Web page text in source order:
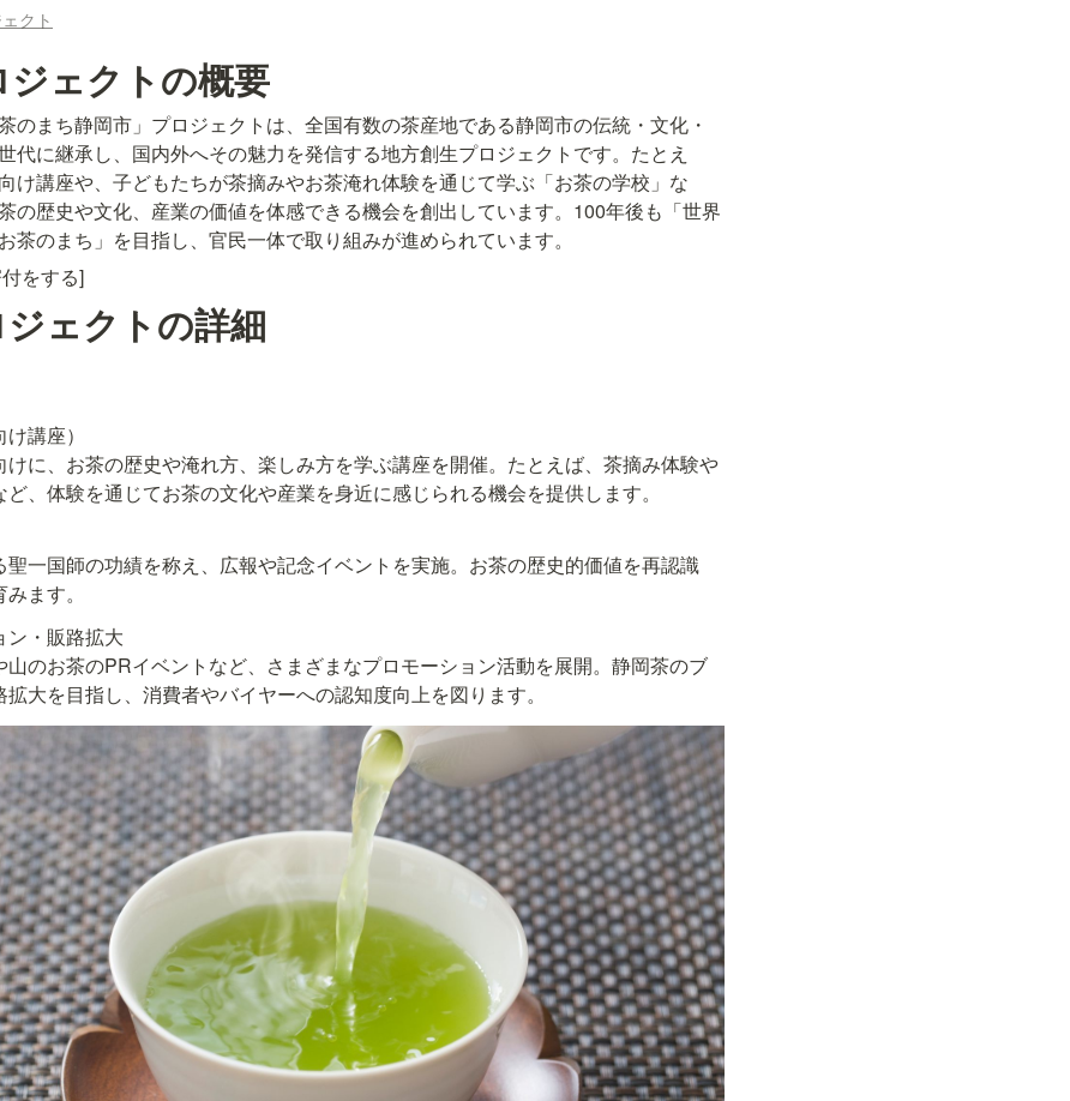
クト
ジェクトの概要
のまち静岡市」プロジェクトは、全国有数の茶産地である静岡市の伝統・文化・
代に継承し、国内外へその魅力を発信する地方創生プロジェクトです。たとえ
け講座や、子どもたちが茶摘みやお茶淹れ体験を通じて学ぶ「お茶の学校」な
の歴史や文化、産業の価値を体感できる機会を創出しています。100年後も「世界
茶のまち」を目指し、官民一体で取り組みが進められています。
をする]
ェクトの詳細
講座）
に、お茶の歴史や淹れ方、楽しみ方を学ぶ講座を開催。たとえば、茶摘み体験や
、体験を通じてお茶の文化や産業を身近に感じられる機会を提供します。
一国師の功績を称え、広報や記念イベントを実施。お茶の歴史的価値を再認識
ます。
ン・販路拡大
山のお茶のPRイベントなど、さまざまなプロモーション活動を展開。静岡茶のブ
大を目指し、消費者やバイヤーへの認知度向上を図ります。